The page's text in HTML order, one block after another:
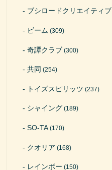
ブシロードクリエイティブ
ビーム (309)
奇譚クラブ (300)
共同 (254)
トイズスピリッツ (237)
シャイング (189)
SO-TA(170)
クオリア (168)
レインボー (150)